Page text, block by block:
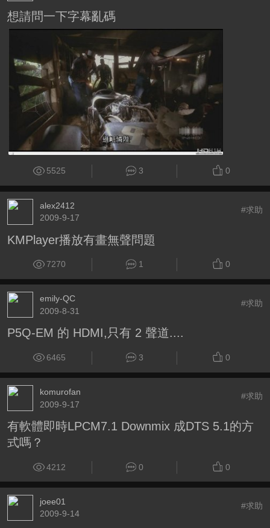
想請問一下字幕亂碼
5525 3 0
alex2412
2009-9-17
#求助
KMPlayer播放有畫無聲問題
7270 1 0
emily-QC
2009-8-31
#求助
P5Q-EM 的 HDMI,只有 2 聲道....
6465 3 0
komurofan
2009-9-17
#求助
有軟體即時LPCM7.1 Downmix 成DTS 5.1的方
式嗎？
4212 0 0
joee01
2009-9-14
#求助